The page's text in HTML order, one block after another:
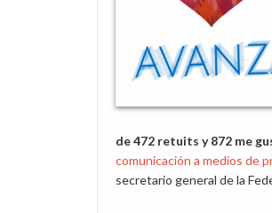
de 472 retuits y 872 me
comunicación a medios de
secretario general de la